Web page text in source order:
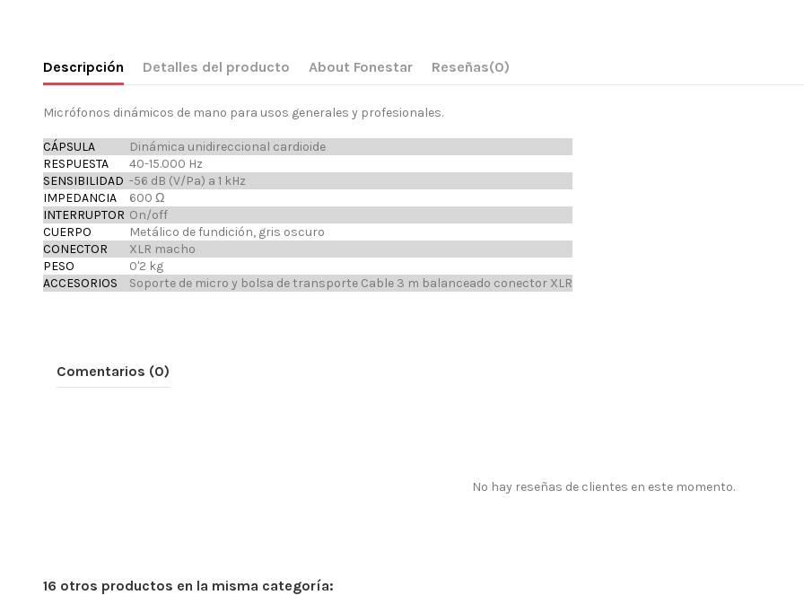
Descripción Detalles del producto About Fonestar Reseñas(0)
Micrófonos dinámicos de mano para usos generales y profesionales.
CÁPSULA
Dinámica unidireccional cardioide
RESPUESTA
40-15.000 Hz
SENSIBILIDAD -56 dB (V/Pa) a 1 kHz
IMPEDANCIA
600 Ω
INTERRUPTOR On/off
CUERPO
Metálico de fundición, gris oscuro
CONECTOR
XLR macho
PESO
0'2 kg
ACCESORIOS
Soporte de micro y bolsa de transporte Cable 3 m balanceado conector XLR
Comentarios (0)
No hay reseñas de clientes en este momento.
16 otros productos en la misma categoría: